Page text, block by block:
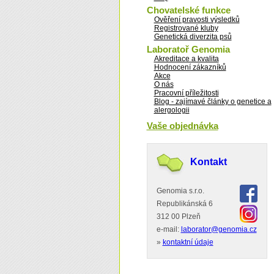
Chovatelské funkce
Ověření pravosti výsledků
Registrované kluby
Genetická diverzita psů
Laboratoř Genomia
Akreditace a kvalita
Hodnocení zákazníků
Akce
O nás
Pracovní příležitosti
Blog - zajímavé články o genetice a
alergologii
Vaše objednávka
Kontakt
Genomia s.r.o.
Republikánská 6
312 00 Plzeň
e-mail: laborator@genomia.cz
» kontaktní údaje